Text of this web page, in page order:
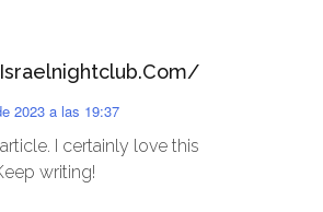
2023 a las 19:37
I certainly love this
writing!